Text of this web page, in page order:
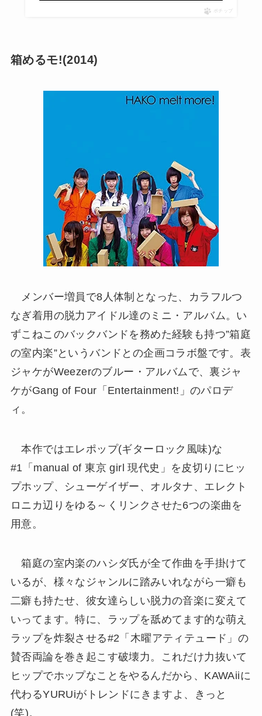
ポチップ
箱めるモ!(2014)
メンバー増員で8人体制となった、カラフルつ
なぎ着用の脱力アイドル達のミニ・アルバム。い
ずこねこのバックバンドを務めた経験も持つ”箱庭
の室内楽”というバンドとの企画コラボ盤です。表
ジャケがWeezerのブルー・アルバムで、裏ジャ
ケがGang of Four「Entertainment!」のパロデ
ィ。
本作ではエレポップ(ギターロック風味)な
#1「manual of 東京 girl 現代史」を皮切りにヒッ
プホップ、シューゲイザー、オルタナ、エレクト
ロニカ辺りをゆる～くリンクさせた6つの楽曲を
用意。
箱庭の室内楽のハシダ氏が全て作曲を手掛けて
いるが、様々なジャンルに踏みいれながら一癖も
二癖も持たせ、彼女達らしい脱力の音楽に変えて
いってます。特に、ラップを舐めてます的な萌え
ラップを炸裂させる#2「木曜アティテュード」の
賛否両論を巻き起こす破壊力。これだけ力抜いて
ヒップでホップなことをやるんだから、KAWAiiに
代わるYURUiがトレンドにきますよ、きっと
(笑)。